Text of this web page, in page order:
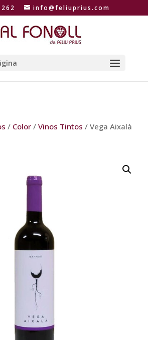
info@feliuprius.com
/ Color/ Vinos Tintos / Vega Aixalà